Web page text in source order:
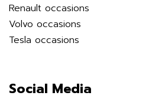
Renault occasions
Volvo occasions
Tesla occasions
Social Media